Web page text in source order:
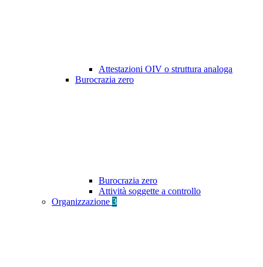
Attestazioni OIV o struttura analoga
Burocrazia zero
Burocrazia zero
Attività soggette a controllo
Organizzazione 3